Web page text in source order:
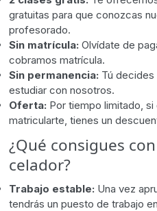
gratuitas para que conozcas
profesorado.
Sin matrícula: Olvídate de
cobramos matrícula.
Sin permanencia: Tú
estudiar con nosotros.
Oferta: Por tiempo limitado,
matricularte, tienes un
¿Qué consigues
celador?
Trabajo estable: Una vez
tendrás un puesto de trabajo